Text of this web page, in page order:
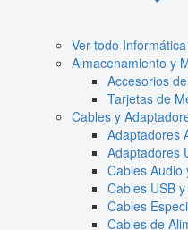
Ver todo
Almacenamiento y
Accesorios
Tarjetas de
Cables y
Adaptadores
Adaptadores
Cables Audio
Cables USB
Cables
Cables de